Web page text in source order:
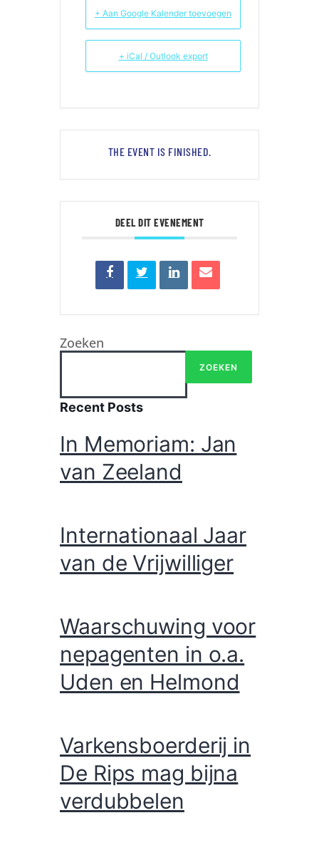
+ Aan Google Kalender toevoegen
+ iCal / Outlook export
THE EVENT IS FINISHED.
DEEL DIT EVENEMENT
Zoeken
ZOEKEN
Recent Posts
In Memoriam: Jan
van Zeeland
Internationaal Jaar
van de Vrijwilliger
Waarschuwing voor
nepagenten in o.a.
Uden en Helmond
Varkensboerderij in
De Rips mag bijna
verdubbelen